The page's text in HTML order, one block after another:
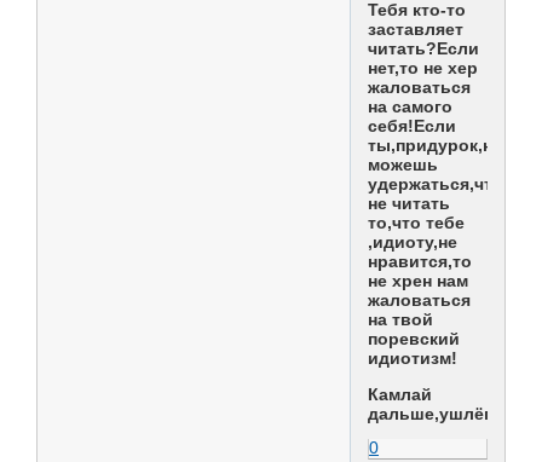
Тебя кто-то
заставляет
читать?Если
нет,то не хер
жаловаться
на самого
себя!Если
ты,придурок,не
можешь
удержаться,чтобы
не читать
то,что тебе
,идиоту,не
нравится,то
не хрен нам
жаловаться
на твой
поревский
идиотизм!
Камлай
дальше,ушлёпок!
0